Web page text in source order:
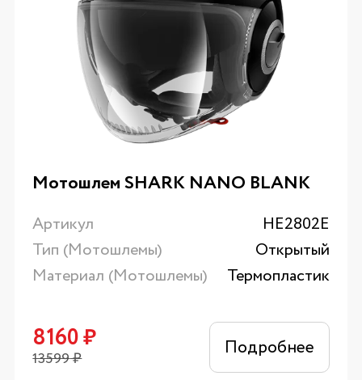
Мотошлем SHARK NANO BLANK
Артикул
HE2802E
Тип (Мотошлемы)
Открытый
Материал (Мотошлемы)
Термопластик
8160₽
13599₽ Подробнее